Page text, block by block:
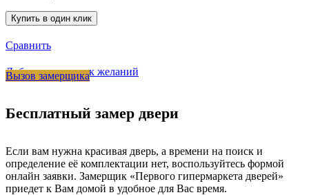
Купить в один клик
Сравнить
Добавить в список желаний
Вызов замерщика
Бесплатный замер двери
Если вам нужна красивая дверь, а времени на поиск и
определение её комплектации нет, воспользуйтесь формой
онлайн заявки. Замерщик «Первого гипермаркета дверей»
приедет к Вам домой в удобное для Вас время.